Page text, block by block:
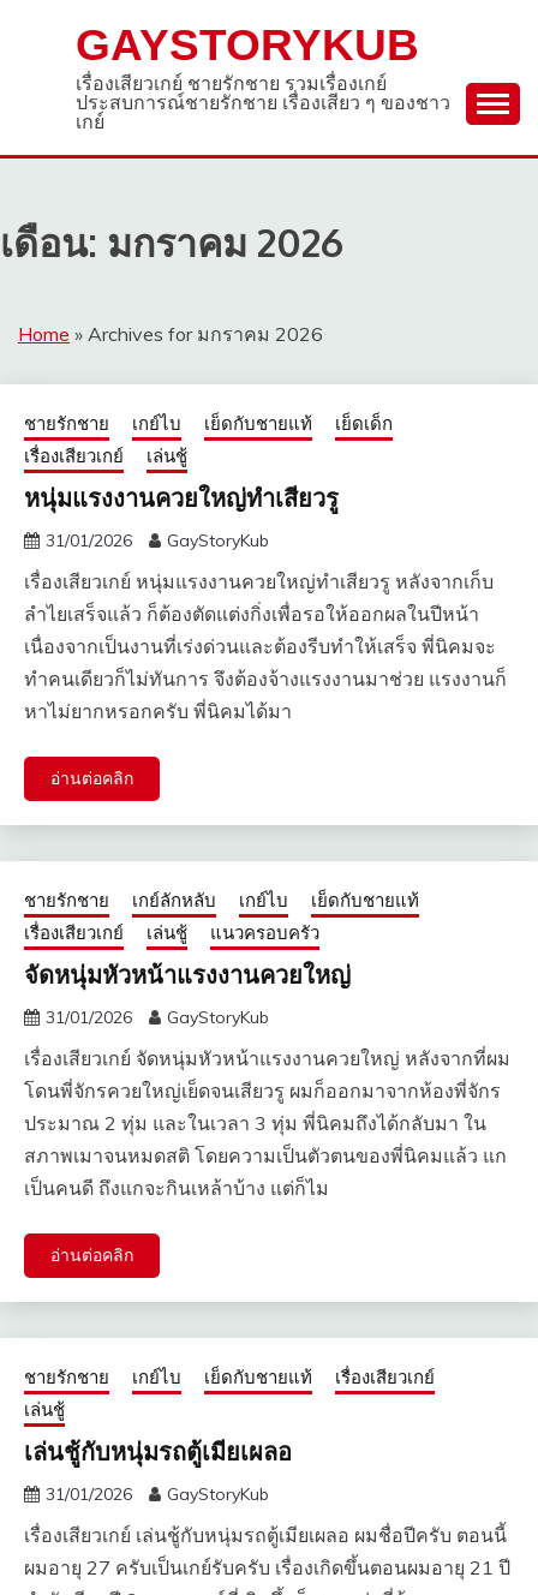
GAYSTORYKUB
เรื่องเสียวเกย์ ชายรักชาย รวมเรื่องเกย์
ประสบการณ์ชายรักชาย เรื่องเสียว ๆ ของชาว
เกย์
เดือน: มกราคม 2026
Home » Archives for มกราคม 2026
ชายรักชาย เกย์ไบ เย็ดกับชายแท้
เย็ดเด็ก
เรื่องเสียวเกย์
เล่นชู้
หนุ่มแรงงานควยใหญ่ทำเสียวรู
31/01/2026 GayStoryKub
เรื่องเสียวเกย์ หนุ่มแรงงานควยใหญ่ทำเสียวรู หลังจากเก็บ
ลำไยเสร็จแล้ว ก็ต้องตัดแต่งกิ่งเพื่อรอให้ออกผลในปีหน้า
เนื่องจากเป็นงานที่เร่งด่วนและต้องรีบทำให้เสร็จ พี่นิคมจะ
ทำคนเดียวก็ไม่ทันการ จึงต้องจ้างแรงงานมาช่วย แรงงานก็
หาไม่ยากหรอกครับ พี่นิคมได้มา
อ่านต่อคลิก
ชายรักชาย เกย์ลักหลับ เกย์ไบ
เย็ดกับชายแท้
เรื่องเสียวเกย์
เล่นชู้ แนวครอบครัว
จัดหนุ่มหัวหน้าแรงงานควยใหญ่
31/01/2026 GayStoryKub
เรื่องเสียวเกย์ จัดหนุ่มหัวหน้าแรงงานควยใหญ่ หลังจากที่ผม
โดนพี่จักรควยใหญ่เย็ดจนเสียวรู ผมก็ออกมาจากห้องพี่จักร
ประมาณ 2 ทุ่ม และในเวลา 3 ทุ่ม พี่นิคมถึงได้กลับมา ใน
สภาพเมาจนหมดสติ โดยความเป็นตัวตนของพี่นิคมแล้ว แก
เป็นคนดี ถึงแกจะกินเหล้าบ้าง แต่ก็ไม
อ่านต่อคลิก
ชายรักชาย เกย์ไบ เย็ดกับชายแท้
เรื่องเสียวเกย์
เล่นชู้
เล่นชู้กับหนุ่มรถตู้เมียเผลอ
31/01/2026 GayStoryKub
เรื่องเสียวเกย์ เล่นชู้กับหนุ่มรถตู้เมียเผลอ ผมชื่อปีครับ ตอนนี้
ผมอายุ 27 ครับเป็นเกย์รับครับ เรื่องเกิดขึ้นตอนผมอายุ 21 ปี